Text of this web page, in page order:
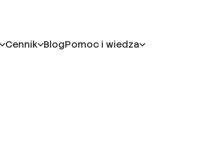
Cennik BlogPomoc i wiedza